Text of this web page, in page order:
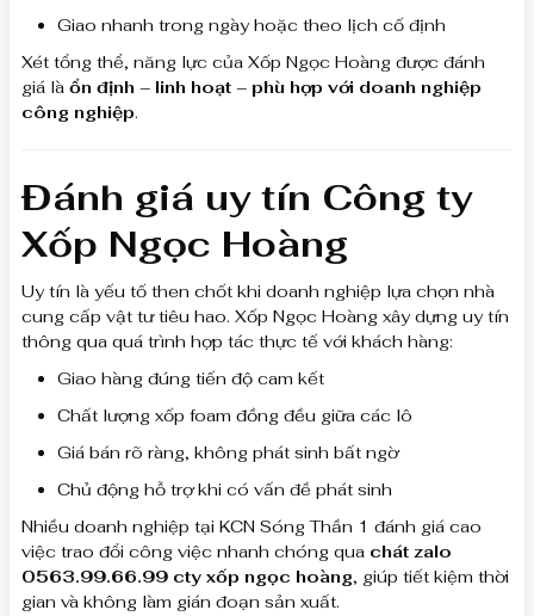
Giao nhanh trong ngày hoặc theo lịch cố định
Xét tổng thể, năng lực của Xốp Ngọc Hoàng được đánh
giá là ổn định – linh hoạt – phù hợp với doanh nghiệp
công nghiệp.
Đánh giá uy tín Công ty
Xốp Ngọc Hoàng
Uy tín là yếu tố then chốt khi doanh nghiệp lựa chọn nhà
cung cấp vật tư tiêu hao. Xốp Ngọc Hoàng xây dựng uy tín
thông qua quá trình hợp tác thực tế với khách hàng:
Giao hàng đúng tiến độ cam kết
Chất lượng xốp foam đồng đều giữa các lô
Giá bán rõ ràng, không phát sinh bất ngờ
Chủ động hỗ trợ khi có vấn đề phát sinh
Nhiều doanh nghiệp tại KCN Sóng Thần 1 đánh giá cao
việc trao đổi công việc nhanh chóng qua chát zalo
0563.99.66.99 cty xốp ngọc hoàng, giúp tiết kiệm thời
gian và không làm gián đoạn sản xuất.